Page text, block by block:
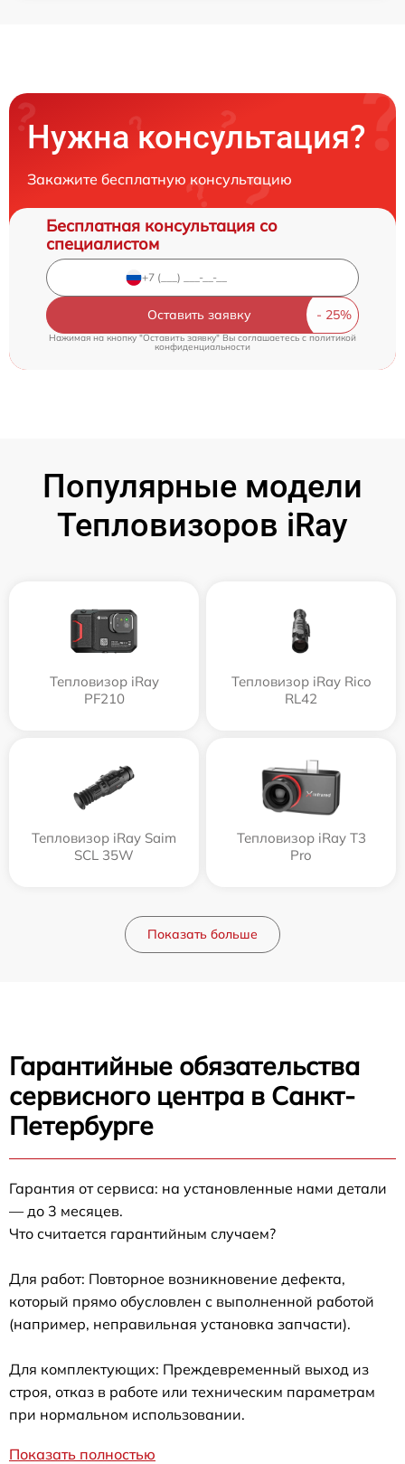
Нужна консультация?
Закажите бесплатную консультацию
Бесплатная консультация со
специалистом
Оставить заявку
Нажимая на кнопку "Оставить заявку" Вы соглашаетесь cполитикой
конфиденциальности
Популярные модели
Тепловизоров iRay
Тепловизор iRay
PF210
Тепловизор iRay Rico
RL42
Тепловизор iRay Saim
SCL 35W
Тепловизор iRay T3
Pro
Показать больше
Гарантийные обязательства
сервисного центра в Санкт-
Петербурге
Гарантия от сервиса: на установленные нами детали
— до 3 месяцев.
Что считается гарантийным случаем?
Для работ: Повторное возникновение дефекта,
который прямо обусловлен с выполненной работой
(например, неправильная установка запчасти).
Для комплектующих: Преждевременный выход из
строя, отказ в работе или техническим параметрам
при нормальном использовании.
Показать полностью